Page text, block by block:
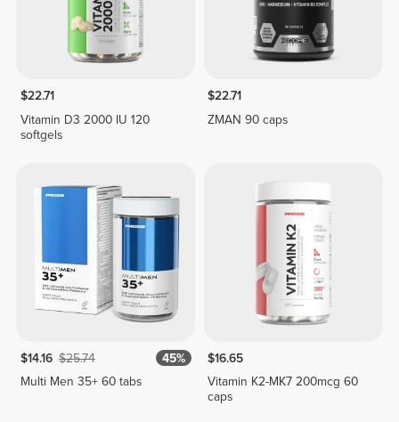
$22.71
Vitamin D3 2000 IU 120
softgels
$22.71
ZMAN 90 caps
$14.16 $25.74
45%
Multi Men 35+ 60 tabs
$16.65
Vitamin K2-MK7 200mcg 60
caps